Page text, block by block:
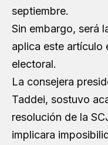
septiembre.
Sin embargo, será
aplica este artículo
electoral.
La consejera
Taddei, sostuvo
resolución de la
implicara